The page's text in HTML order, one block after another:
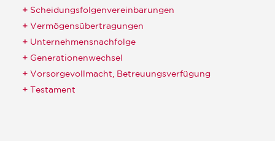
Scheidungsfolgenvereinbarungen
Vermögensübertragungen
Unternehmensnachfolge
Generationenwechsel
Vorsorgevollmacht, Betreuungsverfügung
Testament